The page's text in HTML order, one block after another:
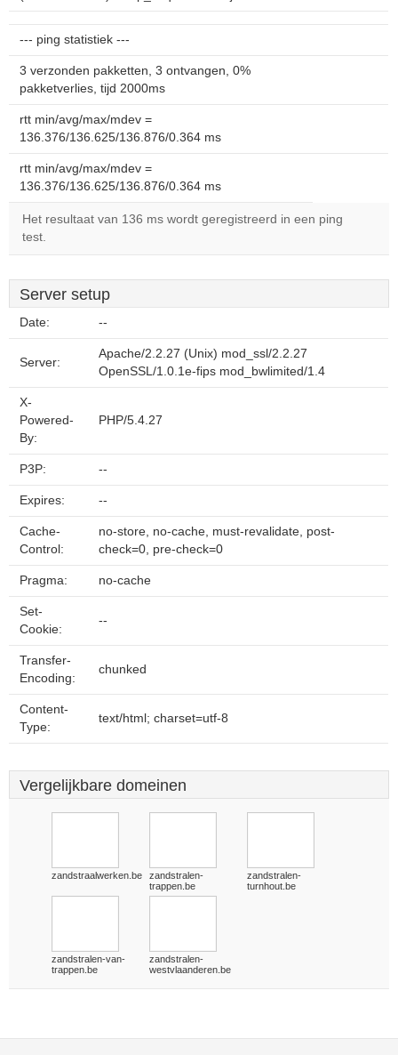
--- ping statistiek ---
3 verzonden pakketten, 3 ontvangen, 0%
pakketverlies, tijd 2000ms
rtt min/avg/max/mdev =
136.376/136.625/136.876/0.364 ms
rtt min/avg/max/mdev =
136.376/136.625/136.876/0.364 ms
Het resultaat van 136 ms wordt geregistreerd in een ping
test.
Server setup
Date: --
Server:
Apache/2.2.27 (Unix) mod_ssl/2.2.27
OpenSSL/1.0.1e-fips mod_bwlimited/1.4
X-
Powered-
By:
PHP/5.4.27
P3P: --
Expires: --
Cache-
Control:
no-store, no-cache, must-revalidate, post-
check=0, pre-check=0
Pragma: no-cache
Set-
Cookie:
--
Transfer-
Encoding:
chunked
Content-
Type:
text/html; charset=utf-8
Vergelijkbare domeinen
zandstraalwerken.be
zandstralen-
trappen.be
zandstralen-
turnhout.be
zandstralen-van-
trappen.be
zandstralen-
westvlaanderen.be